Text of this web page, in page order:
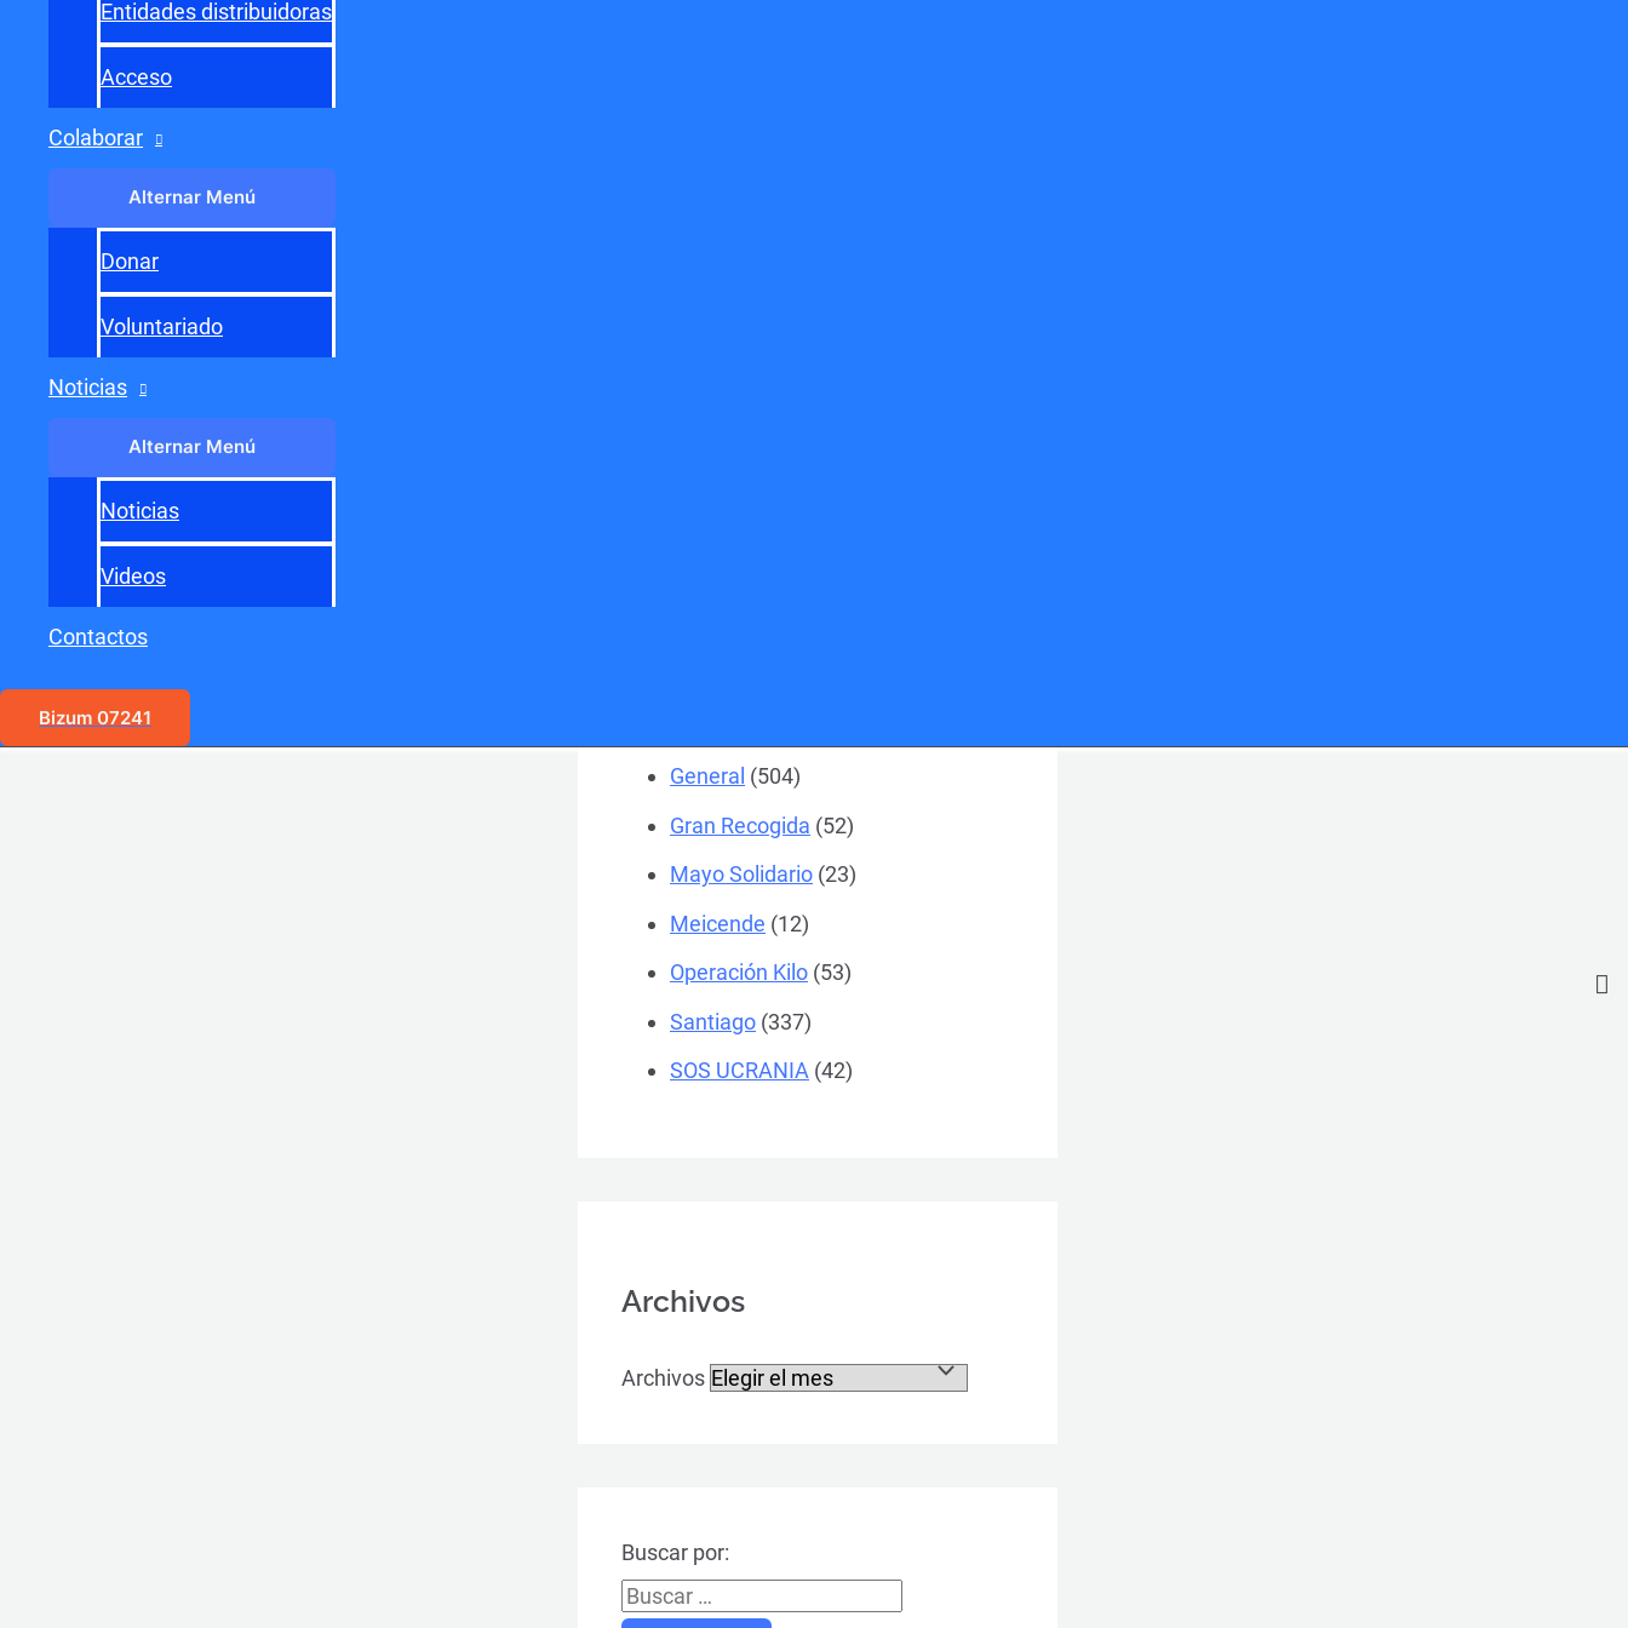
Entidades distribuidoras
Acceso
Colaborar
Alternar Menú
Donar
Voluntariado
Noticias
Alternar Menú
Noticias
Videos
Contactos
Bizum 07241
Entrada siguiente→
General (504)
Gran Recogida (52)
Mayo Solidario (23)
Meicende (12)
Operación Kilo (53)
Santiago (337)
SOS UCRANIA (42)
Archivos
Archivos
Buscar por: